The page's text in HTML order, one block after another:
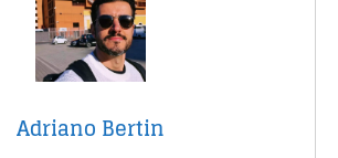
Adriano Bertin